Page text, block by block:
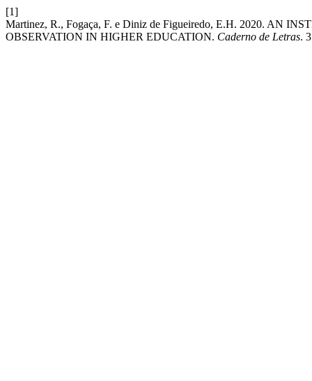
[1]
Martinez, R., Fogaça, F. e Diniz de Figueiredo, E.H. 2020. AN
OBSERVATION IN HIGHER EDUCATION. Caderno de Letras.